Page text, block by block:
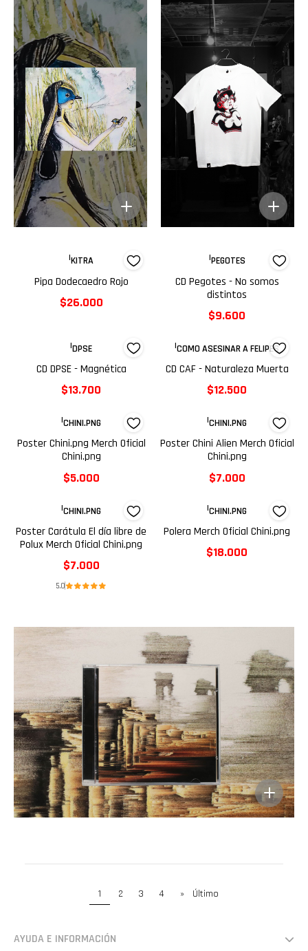
|KITRA
Pipa Dodecaedro Rojo
$26.000
|PEGOTES
CD Pegotes - No somos
distintos
$9.600
|DPSE
CD DPSE - Magnética
$13.700
|COMO ASESINAR A FELIPES
CD CAF - Naturaleza Muerta
$12.500
|CHINI.PNG
Poster Chini.png Merch Oficial
Chini.png
$5.000
|CHINI.PNG
Poster Chini Alien Merch Oficial
Chini.png
$7.000
|CHINI.PNG
Poster Carátula El día libre de
Polux Merch Oficial Chini.png
$7.000
5.0
|CHINI.PNG
Polera Merch Oficial Chini.png
$18.000
1 2 3 4 » Último
AYUDA E INFORMACIÓN